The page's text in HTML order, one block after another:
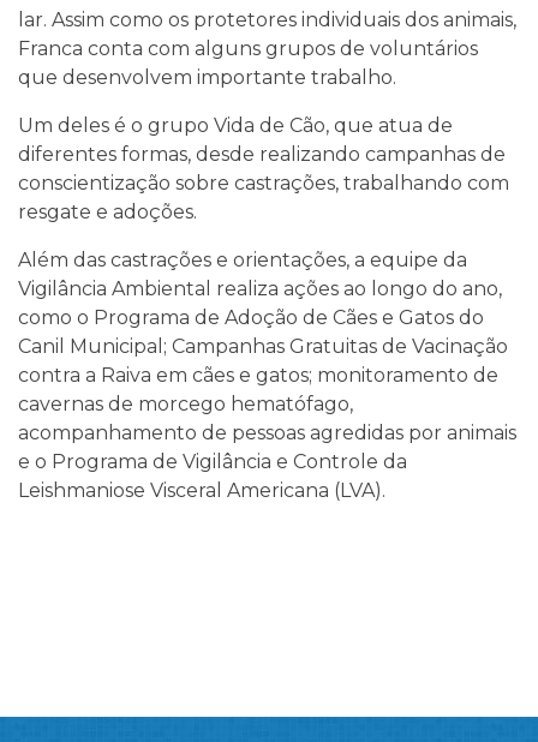
lar. Assim como os protetores individuais dos animais,
Franca conta com alguns grupos de voluntários
que desenvolvem importante trabalho.
Um deles é o grupo Vida de Cão, que atua de
diferentes formas, desde realizando campanhas de
conscientização sobre castrações, trabalhando com
resgate e adoções.
Além das castrações e orientações, a equipe da
Vigilância Ambiental realiza ações ao longo do ano,
como o Programa de Adoção de Cães e Gatos do
Canil Municipal; Campanhas Gratuitas de Vacinação
contra a Raiva em cães e gatos; monitoramento de
cavernas de morcego hematófago,
acompanhamento de pessoas agredidas por animais
e o Programa de Vigilância e Controle da
Leishmaniose Visceral Americana (LVA).